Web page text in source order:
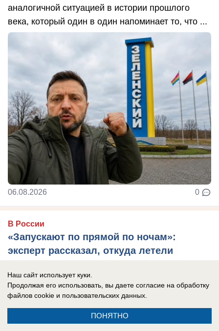
аналогичной ситуацией в истории прошлого
века, который один в один напоминает то, что ...
06.08.2026 0
В России
«Запускают по прямой по ночам»:
эксперт рассказал, откуда летели
Целями стал нефтеперерабатывающий завод.
Наш сайт использует куки.
Продолжая его использовать, вы даете согласие на обработку
файлов cookie и пользовательских данных.
ПОНЯТНО